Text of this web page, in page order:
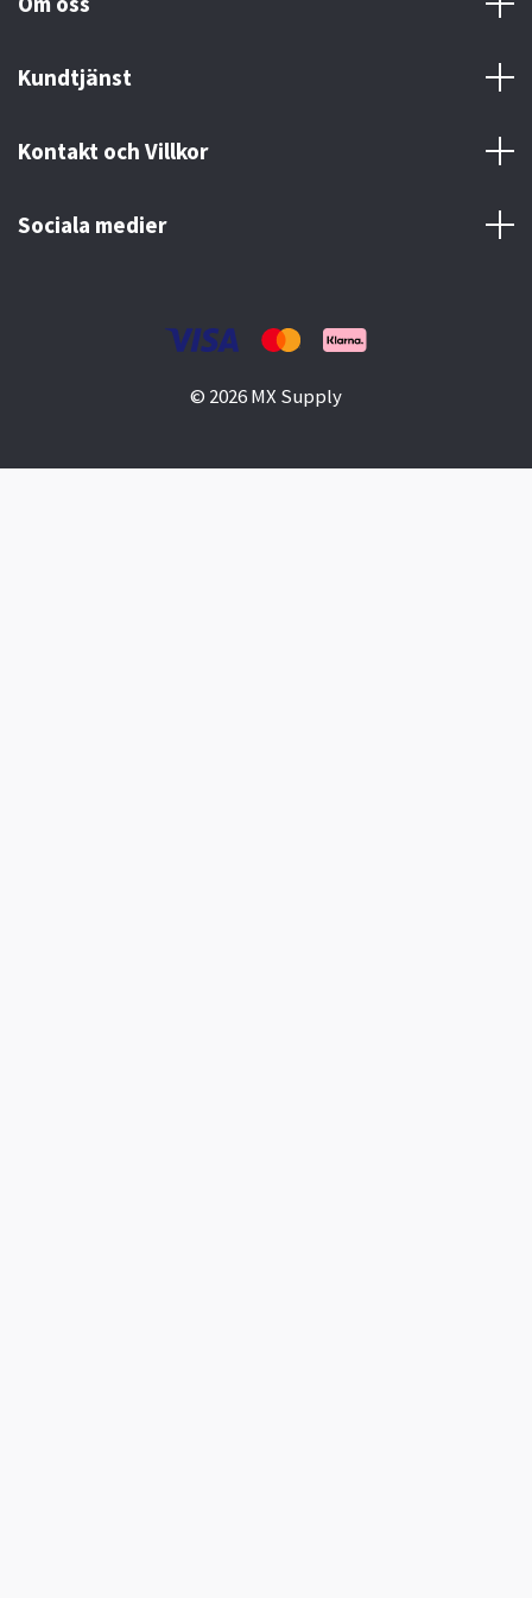
Kundtjänst
Kontakt och Villkor
Sociala medier
© 2026 MX Supply